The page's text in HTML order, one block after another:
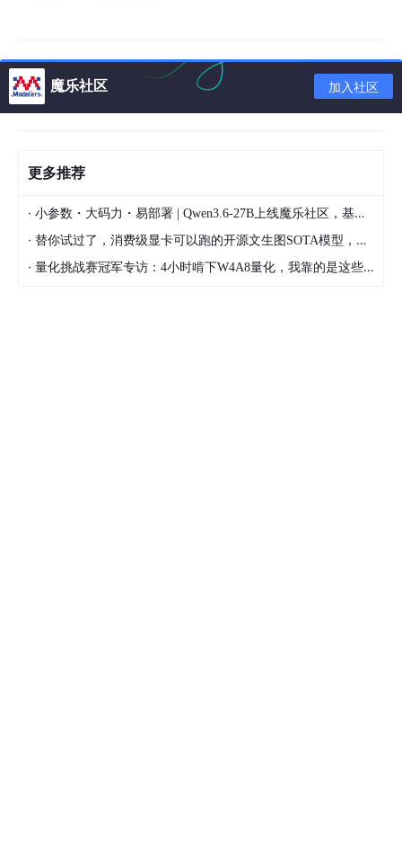
魔乐社区 加入社区
更多推荐
· 小参数・大码力・易部署 | Qwen3.6-27B上线魔乐社区，基于昇腾的部署教程来了
· 替你试过了，消费级显卡可以跑的开源文生图SOTA模型，顶级渲染、高密度文本绘图
· 量化挑战赛冠军专访：4小时啃下W4A8量化，我靠的是这些经验